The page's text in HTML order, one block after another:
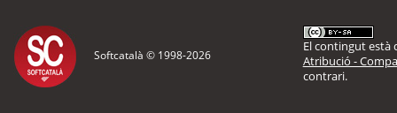
Softcatalà © 1998-2026
El contingut està
Atribució -
contrari.